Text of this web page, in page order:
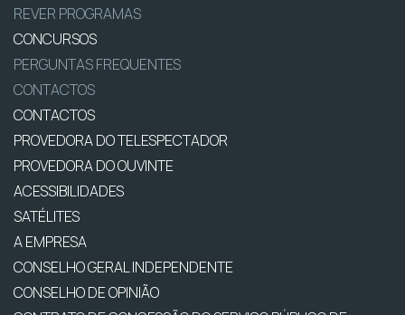
REVER PROGRAMAS
CONCURSOS
PERGUNTAS FREQUENTES
CONTACTOS
CONTACTOS
PROVEDORA DO TELESPECTADOR
PROVEDORA DO OUVINTE
ACESSIBILIDADES
SATÉLITES
A EMPRESA
CONSELHO GERAL INDEPENDENTE
CONSELHO DE OPINIÃO